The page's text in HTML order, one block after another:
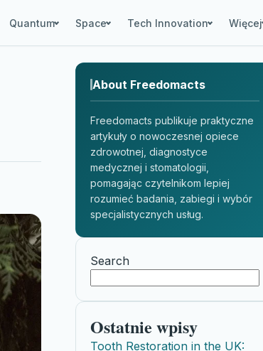
Quantum Space Tech Innovation Więcej
About Freedomacts
Freedomacts publikuje praktyczne
artykuły o nowoczesnej opiece
zdrowotnej, diagnostyce
medycznej i stomatologii,
pomagając czytelnikom lepiej
rozumieć badania, zabiegi i wybór
specjalistycznych usług.
Search
Ostatnie wpisy
Tooth Restoration in the UK: